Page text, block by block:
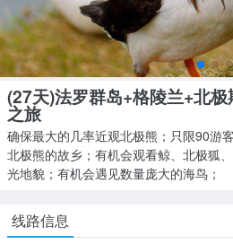
(27天)法罗群岛+格陵兰+北
之旅
确保最大的几率近观北极熊；只限90游
北极熊的故乡；有机会观看鲸、北极狐
光地貌；有机会遇见数量庞大的海鸟；
线路信息